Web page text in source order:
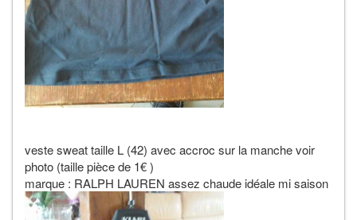
veste sweat taille L (42) avec accroc sur la manche voir
photo (taille pièce de 1€ )
marque : RALPH LAUREN assez chaude idéale mi saison